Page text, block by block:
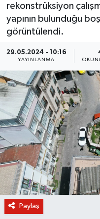
rekonstrüksiyon
yapının bulunduğu
görüntülendi.
29.05.2024 - 10:16
YAYINLANMA
Paylaş
SAĞLIK
BİLİM VE
OTOMOBİL
KURUMSAL